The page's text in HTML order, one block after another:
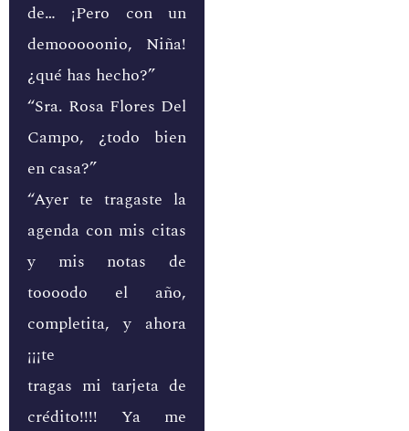
de… ¡Pero con un
demooooonio, Niña!
¿qué has hecho?”
“Sra. Rosa Flores Del
Campo, ¿todo bien
en casa?”
“Ayer te tragaste la
agenda con mis citas
y mis notas de
toooodo el año,
completita, y ahora
¡¡¡te
tragas mi tarjeta de
crédito!!!! Ya me